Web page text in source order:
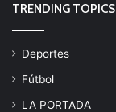
TRENDING TOPICS
Deportes
Fútbol
LA PORTADA